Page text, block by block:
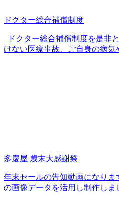
ドクター総合補償制度
ドクター総合補償制度を是非
けない医療事故、ご自身の病気
多慶屋 歳末大感謝祭
年末セールの告知動画になり
の画像データを活用し制作しま